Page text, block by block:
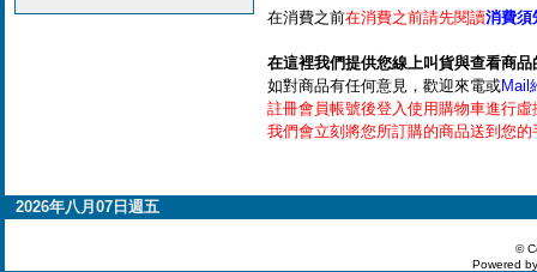
在消費之前在消費之前請先閱讀消費須
在這裡我們提供您線上叫貨與查看商品
如對商品有任何意見，歡迎來電或Mail
註冊會員帳號後登入使用購物車進行
我們會立刻將您所訂購的商品送到您的
2026年八月07日週五
©
Powered